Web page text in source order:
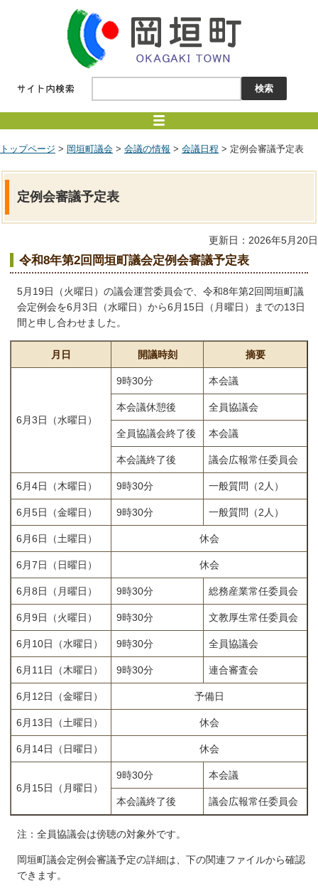
トップページ > 岡垣町議会 > 会議の情報 > 会議日程 > 定例会審議予定表
定例会審議予定表
更新日：2026年5月20日
令和8年第2回岡垣町議会定例会審議予定表
5月19日（火曜日）の議会運営委員会で、令和8年第2回岡垣町議
会定例会を6月3日（水曜日）から6月15日（月曜日）までの13日
間と申し合わせました。
月日 開議時刻 摘要
6月3日（水曜日）
9時30分 本会議
本会議休憩後 全員協議会
全員協議会終了後 本会議
本会議終了後 議会広報常任委員会
6月4日（木曜日） 9時30分 一般質問（2人）
6月5日（金曜日） 9時30分 一般質問（2人）
6月6日（土曜日） 休会
6月7日（日曜日） 休会
6月8日（月曜日） 9時30分 総務産業常任委員会
6月9日（火曜日） 9時30分 文教厚生常任委員会
6月10日（水曜日） 9時30分 全員協議会
6月11日（木曜日） 9時30分 連合審査会
6月12日（金曜日） 予備日
6月13日（土曜日） 休会
6月14日（日曜日） 休会
6月15日（月曜日）
9時30分 本会議
本会議終了後 議会広報常任委員会
注：全員協議会は傍聴の対象外です。
岡垣町議会定例会審議予定の詳細は、下の関連ファイルから確認
できます。